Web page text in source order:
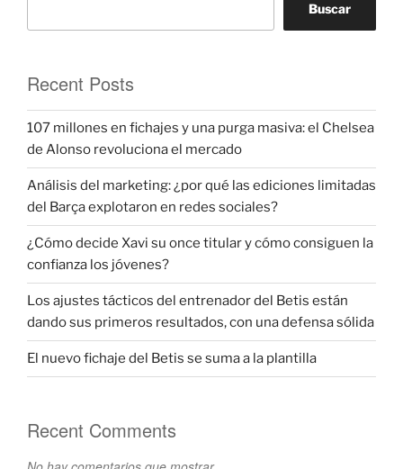
Buscar
Recent Posts
107 millones en fichajes y una purga masiva: el Chelsea
de Alonso revoluciona el mercado
Análisis del marketing: ¿por qué las ediciones limitadas
del Barça explotaron en redes sociales?
¿Cómo decide Xavi su once titular y cómo consiguen la
confianza los jóvenes?
Los ajustes tácticos del entrenador del Betis están
dando sus primeros resultados, con una defensa sólida
El nuevo fichaje del Betis se suma a la plantilla
Recent Comments